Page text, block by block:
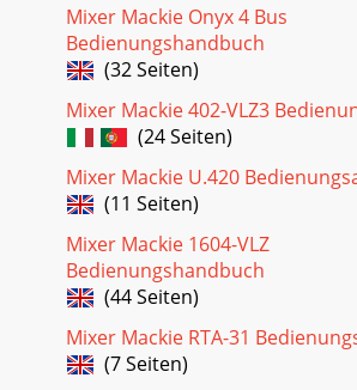
27PresetsПрикоснитесь к кнопке
зеленый цвет, и откроется меню,
показанному на
Seite 21 - Gate On / Off
28 Mackie DL1608. Краткое
СумкаЧехолРэковое крепление
Seite 22
Mackie DL1608. Краткое руководство
к DL1608.Вставьте iPad 2 или iPad 3 в
налево экраном вверх до упора.При
Seite 23 - FX (эффекты)
4 Mackie DL1608. Краткое
Mixer Mackie Onyx 4 Bus
Bedienungshandbuch
(32 Seiten)
Mixer Mackie 402-VLZ3
(24 Seiten)
Mixer Mackie U.420
(11 Seiten)
Mixer Mackie 1604-VLZ
Bedienungshandbuch
(44 Seiten)
Mixer Mackie RTA-31
(7 Seiten)